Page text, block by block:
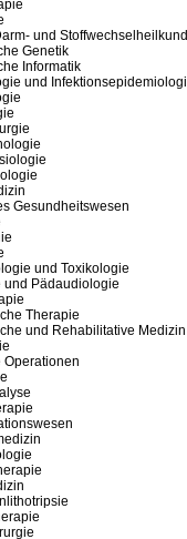
und
Genetik
Informatik
und
Gesundheitswesen
und Toxikologie
und Pädaudiologie
Therapie
und Rehabilitative Medizin
Operationen